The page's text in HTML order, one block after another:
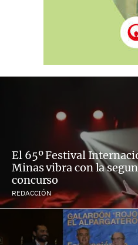
El 65º Festival
Minas vibra con la
concurso
REDACCIÓN